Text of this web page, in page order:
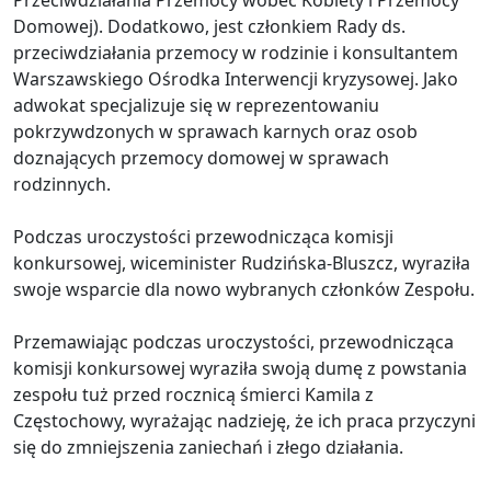
Domowej). Dodatkowo, jest członkiem Rady ds.
przeciwdziałania przemocy w rodzinie i konsultantem
Warszawskiego Ośrodka Interwencji kryzysowej. Jako
adwokat specjalizuje się w reprezentowaniu
pokrzywdzonych w sprawach karnych oraz osob
doznających przemocy domowej w sprawach
rodzinnych.
Podczas uroczystości przewodnicząca komisji
konkursowej, wiceminister Rudzińska-Bluszcz, wyraziła
swoje wsparcie dla nowo wybranych członków Zespołu.
Przemawiając podczas uroczystości, przewodnicząca
komisji konkursowej wyraziła swoją dumę z powstania
zespołu tuż przed rocznicą śmierci Kamila z
Częstochowy, wyrażając nadzieję, że ich praca przyczyni
się do zmniejszenia zaniechań i złego działania.